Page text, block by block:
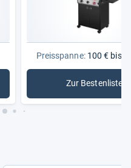
Preisspanne:100 € bis
Zur Bestenliste
: Gasgrills